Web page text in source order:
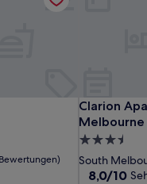
Clarion
Melbourne
Clarion
3.5-
Sterne-
Unterkunft
South
8.0
8,0/10